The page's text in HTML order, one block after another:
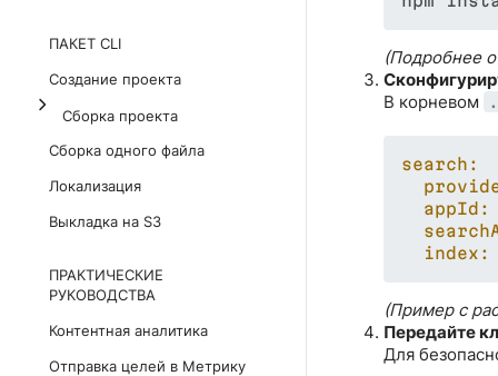
ПАКЕТ CLI
Создание проекта
Сборка проекта
Сборка одного файла
Локализация
Выкладка на S3
ПРАКТИЧЕСКИЕ
РУКОВОДСТВА
Контентная аналитика
Отправка целей в Метрику
(Подробнее
В корневом
search:
appId:
index:
(Пример с
Передайте
Для